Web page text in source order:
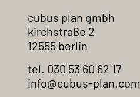
cubus plan gmbh
kirchstraße 2
12555 berlin
tel. 030 53 60 62 17
info@cubus-plan.com